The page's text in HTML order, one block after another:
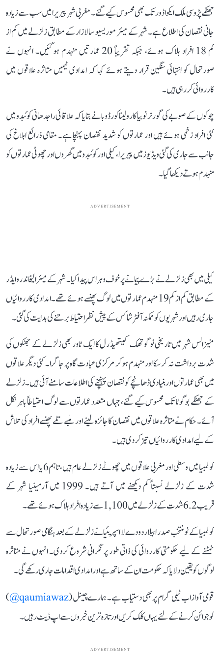
جھٹکے پڑوسی ملک ایکواڈور تک بھی محسوس کیے گئے۔ مغربی شہر پیریرا میں سب سے زیادہ
جانی نقصان کی اطلاع ہے۔ شہر کے میئر موریسیو سالازار کے مطابق زلزلے میں کم از
کم 18 افراد ہلاک ہوئے، جبکہ تقریباً 20 عمارتیں منہدم ہوگئیں۔ انہوں نے
صورتحال کو انتہائی سنگین قرار دیتے ہوئے کہا کہ امدادی ٹیمیں متاثرہ علاقوں میں
کارروائی کر رہی ہیں۔
چوکوں کے صوبے کی گورنر نوبیا کارولینا کورڈوبا نے بتایا کہ علاقائی راجدھانی کوئبدو میں
کئی افراد زخمی ہوئے ہیں اور عمارتوں کو شدید نقصان پہنچا ہے۔ مقامی ذرائع ابلاغ کی
جانب سے جاری کی گئی ویڈیوز میں پیریرا، کیلی اور کوئبدو میں گھروں اور چھوٹی عمارتوں کو
منہدم ہوتے دیکھا گیا۔
ADVERTISEMENT
کیلی میں بھی زلزلے نے بڑے پیمانے پر خوف و ہراس پیدا کیا۔ شہر کے میئر الیخاندرو ایڈر
کے مطابق کم از کم 19 منہدم عمارتوں میں لوگ پھنسے ہوئے تھے۔ امدادی کارروائیاں
جاری رہیں اور شہریوں کو ممکنہ آفٹر شاکس کے پیش نظر احتیاط برتنے کی ہدایت کی گئی۔
منیزالس شہر میں تاریخی نو گوتھک کیتھیڈرل کا ایک ٹاور بھی زلزلے کے جھٹکوں کی
شدت برداشت نہ کرسکا اور منہدم ہوکر مرکزی عبادت گاہ پر جاگرا۔ کئی دیگر علاقوں
میں بھی عمارتوں اور بنیادی ڈھانچے کو نقصان پہنچنے کی اطلاعات سامنے آئی ہیں۔ زلزلے
کے جھٹکے بوگوٹا تک محسوس کیے گئے، جہاں متعدد عمارتوں سے لوگ احتیاطاً باہر نکل
آئے۔ حکام نے متاثرہ علاقوں میں نقصان کا جائزہ لینے اور ملبے تلے پھنسے افراد کی تلاش
کے لیے امدادی کارروائیاں تیز کردی ہیں۔
کولمبیا میں وسطی اور مغربی علاقوں میں چھوٹے زلزلے عام ہیں، تاہم 6 یا اس سے زیادہ
شدت کے زلزلے نسبتاً کم دیکھنے میں آتے ہیں۔ 1999 میں آرمینیا شہر کے
قریب 6.2 شدت کے زلزلے میں 1,100 سے زیادہ افراد ہلاک ہوئے تھے۔
کولمبیا کے نو منتخب صدر ابیلاردو دے لا اسپریئیا نے زلزلے کے بعد ہنگامی صورتحال سے
نمٹنے کے لیے حکومتی کارروائی کی ذاتی طور پر نگرانی شروع کردی۔ انہوں نے متاثرہ
لوگوں کو یقین دلایا کہ حکومت ان کے ساتھ ہے اور امدادی اقدامات جاری رکھے گی۔
قومی آواز اب ٹیلی گرام پر بھی دستیاب ہے۔ ہمارے چینل (qaumiawaz@
)
کو جوائن کرنے کے لئے یہاں کلک کریں اور تازہ ترین خبروں سے اپ ڈیٹ رہیں۔
ADVERTISEMENT